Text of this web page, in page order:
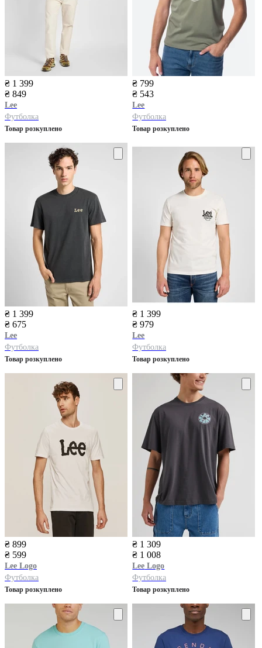
₴ 1 399
₴ 849
Lee
Футболка
Товар розкуплено
₴ 799
₴ 543
Lee
Футболка
Товар розкуплено
₴ 1 399
₴ 675
Lee
Футболка
Товар розкуплено
₴ 1 399
₴ 979
Lee
Футболка
Товар розкуплено
₴ 899
₴ 599
Lee Logo
Футболка
Товар розкуплено
₴ 1 309
₴ 1 008
Lee Logo
Футболка
Товар розкуплено